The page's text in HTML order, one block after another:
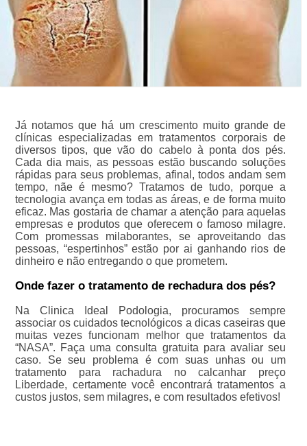
Já notamos que há um crescimento muito grande de
clínicas especializadas em tratamentos corporais de
diversos tipos, que vão do cabelo à ponta dos pés.
Cada dia mais, as pessoas estão buscando soluções
rápidas para seus problemas, afinal, todos andam sem
tempo, nãe é mesmo? Tratamos de tudo, porque a
tecnologia avança em todas as áreas, e de forma muito
eficaz. Mas gostaria de chamar a atenção para aquelas
empresas e produtos que oferecem o famoso milagre.
Com promessas milaborantes, se aproveitando das
pessoas, “espertinhos” estão por ai ganhando rios de
dinheiro e não entregando o que prometem.
Onde fazer o tratamento de rechadura dos pés?
Na Clinica Ideal Podologia, procuramos sempre
associar os cuidados tecnológicos a dicas caseiras que
muitas vezes funcionam melhor que tratamentos da
“NASA”. Faça uma consulta gratuita para avaliar seu
caso. Se seu problema é com suas unhas ou um
tratamento para rachadura no calcanhar preço
Liberdade, certamente você encontrará tratamentos a
custos justos, sem milagres, e com resultados efetivos!